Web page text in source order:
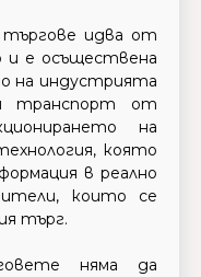
идва от
и е осъществена
на индустрията
транспорт от
на
която
в реално
които се
търг.
няма да